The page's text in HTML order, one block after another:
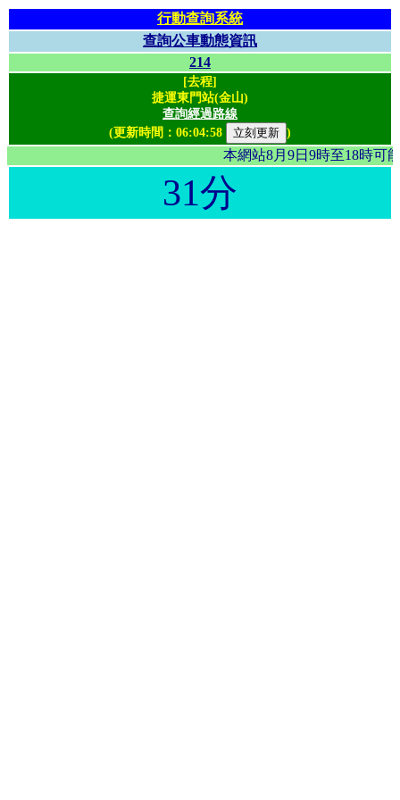
行動查詢系統
查詢公車動態資訊
214
[去程]
捷運東門站(金山)
查詢經過路線
(更新時間： 06:04:58 )
本網站8月9日9時至18
31分